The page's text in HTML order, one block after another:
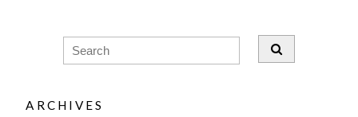
ARCHIVES